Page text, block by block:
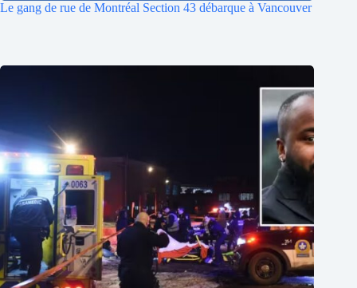
Le gang de rue de Montréal Section 43 débarque à Vancouver